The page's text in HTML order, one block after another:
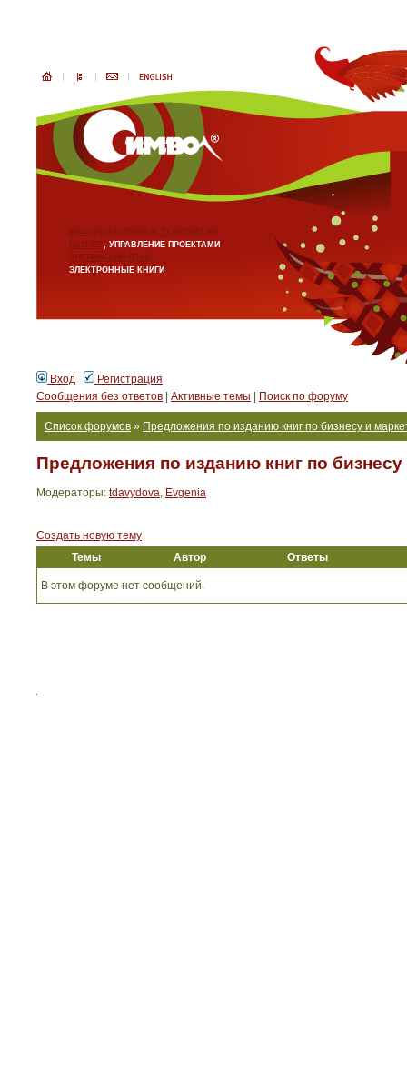
ИНФОРМАЦИОННЫЕ ТЕХНОЛОГИИ
БИЗНЕС, УПРАВЛЕНИЕ ПРОЕКТАМИ
АНГЛИЙСКИЙ ЯЗЫК
ЭЛЕКТРОННЫЕ КНИГИ
Вход
Регистрация
Сообщения без ответов
Активные темы Поиск по форуму
Список форумов » Предложения по изданию книг по бизнесу и
Предложения по изданию книг по бизнесу
Модераторы: tdavydova, Evgenia
Создать новую тему
Темы
Автор Ответы
В этом форуме нет сообщений.